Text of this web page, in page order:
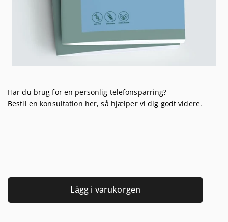
Har du brug for en personlig telefonsparring?
Bestil en konsultation her, så hjælper vi dig godt videre.
Lägg i varukorgen